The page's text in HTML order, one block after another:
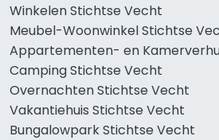
Winkelen Stichtse Vecht
Meubel-Woonwinkel Stichtse
Appartementen- en
Camping Stichtse Vecht
Overnachten Stichtse Vecht
Vakantiehuis Stichtse Vecht
Bungalowpark Stichtse Vecht